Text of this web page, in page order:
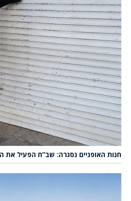
חנות האופניים נסגרה: שב”ח הפעיל את